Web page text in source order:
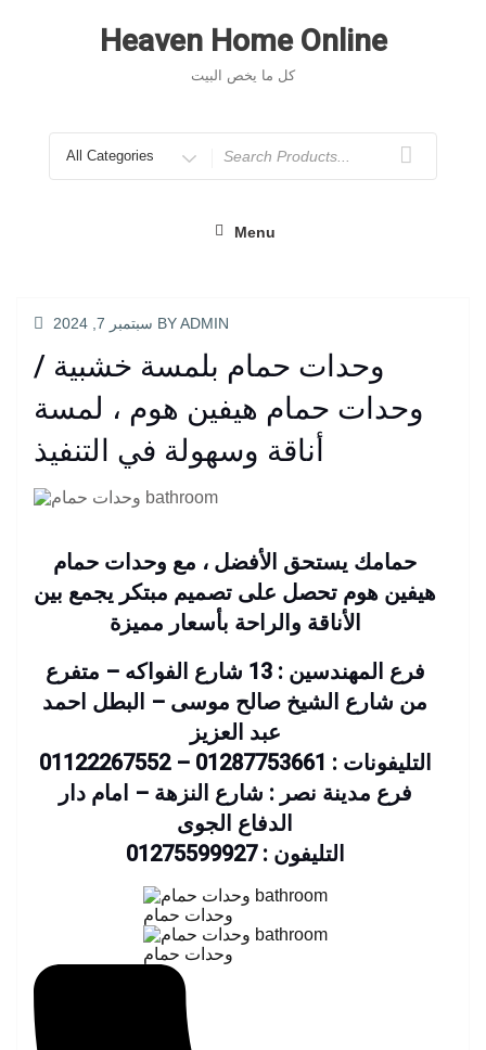
Heaven Home Online
كل ما يخص البيت
for
Menu
POSTED سبتمبر 7, 2024 BYADMIN
وحدات حمام بلمسة خشبية /
وحدات حمام هيفين هوم ، لمسة
أناقة وسهولة في التنفيذ
حمامك يستحق الأفضل ، مع وحدات حمام
هيفين هوم تحصل على تصميم مبتكر يجمع بين
الأناقة والراحة بأسعار مميزة
فرع المهندسين : 13 شارع الفواكه – متفرع
من شارع الشيخ صالح موسى – البطل احمد
عبد العزيز
التليفونات : 01287753661 – 01122267552
فرع مدينة نصر : شارع النزهة – امام دار
الدفاع الجوى
التليفون : 01275599927
وحدات حمام
وحدات حمام